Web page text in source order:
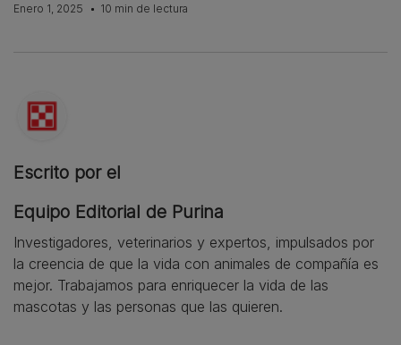
Enero 1, 2025 10 min de lectura
Escrito por el
Equipo Editorial de Purina
Investigadores, veterinarios y expertos, impulsados por
la creencia de que la vida con animales de compañía es
mejor. Trabajamos para enriquecer la vida de las
mascotas y las personas que las quieren.